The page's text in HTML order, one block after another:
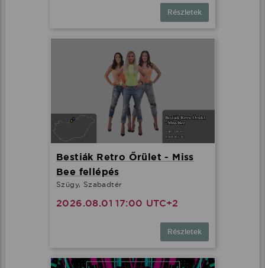
Részletek
Bestiák Retro Őrület - Miss
Bee fellépés
Szügy, Szabadtér
2026.08.01 17:00 UTC+2
Részletek